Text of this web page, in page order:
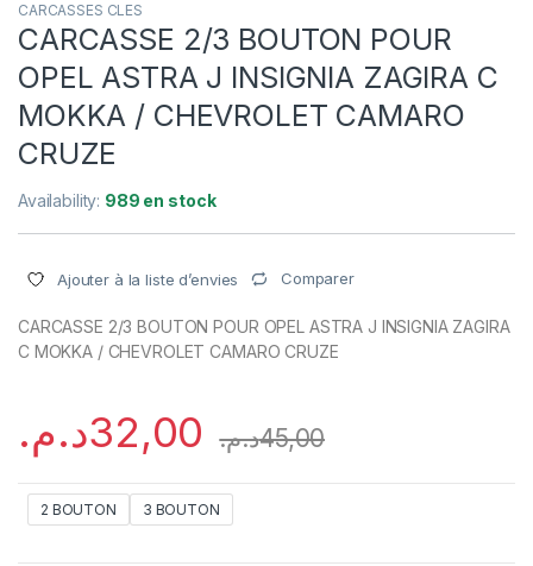
CARCASSES CLES
CARCASSE 2/3 BOUTON POUR
OPEL ASTRA J INSIGNIA ZAGIRA C
MOKKA / CHEVROLET CAMARO
CRUZE
Availability: 989 en stock
Ajouter à la liste d’envies Comparer
CARCASSE 2/3 BOUTON POUR OPEL ASTRA J INSIGNIA ZAGIRA
C MOKKA / CHEVROLET CAMARO CRUZE
32,00د.م. 45,00د.م.
2 BOUTON 3 BOUTON